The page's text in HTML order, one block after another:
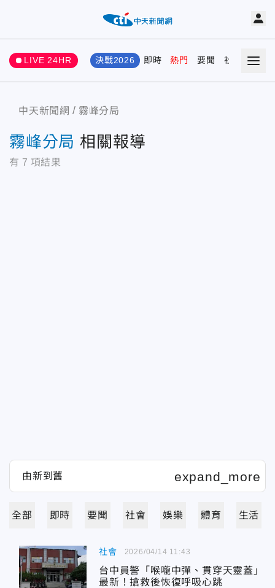
LIVE 24HR 決戰2026 即時 熱門 要聞 社會 娛樂
中天新聞網 霧峰分局
霧峰分局 相關報導
有 7 項結果
全部 即時 要聞 社會 娛樂 體育 生活
社會
台中員警「喉嚨中彈、貫穿天靈蓋」
最新！搶救後恢復呼吸心跳
2026/04/14 11:43